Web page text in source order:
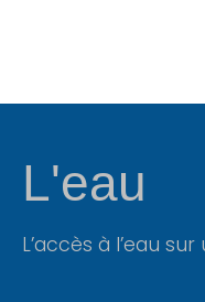
L'eau
L’accès à l’eau